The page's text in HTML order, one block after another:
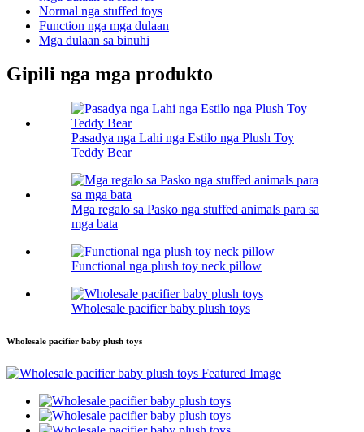
Normal nga stuffed toys
Function nga mga dulaan
Mga dulaan sa binuhi
Gipili nga mga produkto
Pasadya nga Lahi nga Estilo nga Plush Toy
Teddy Bear
Mga regalo sa Pasko nga stuffed animals para sa
mga bata
Functional nga plush toy neck pillow
Wholesale pacifier baby plush toys
Wholesale pacifier baby plush toys